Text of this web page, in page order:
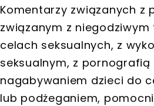
Komentarzy związanych z
związanym z
celach seksualnych, z
seksualnym, z pornografią
nagabywaniem dzieci do
lub podżeganiem,